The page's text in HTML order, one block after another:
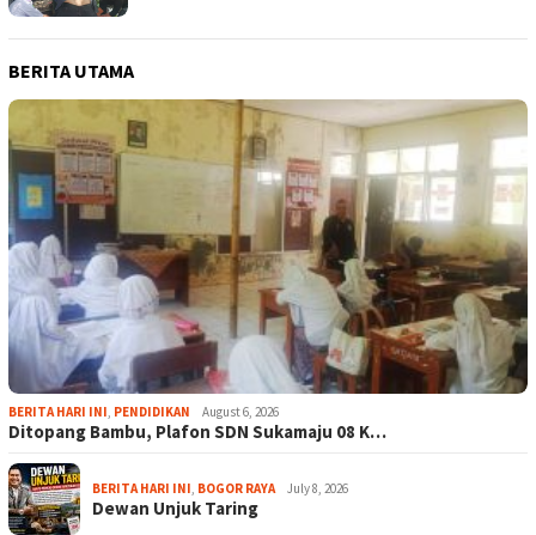
BERITA UTAMA
BERITA HARI INI, PENDIDIKAN August 6, 2026
Ditopang Bambu, Plafon SDN Sukamaju 08 K…
BERITA HARI INI, BOGOR RAYA July 8, 2026
Dewan Unjuk Taring